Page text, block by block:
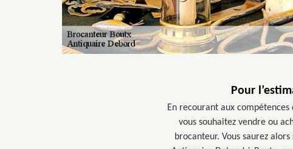
Pour
En recourant aux
vous souhaitez vendre ou
brocanteur. Vous saurez